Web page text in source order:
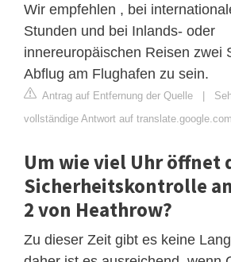
Wir empfehlen , bei
Stunden und bei Inlands- oder
innereuropäischen Reisen zwei
Abflug am Flughafen zu sein.
Antrag auf Entfernung der Quelle |
vollständige Antwort auf
Um wie viel Uhr öffnet
Sicherheitskontrolle
2 von Heathrow?
Zu dieser Zeit gibt es keine